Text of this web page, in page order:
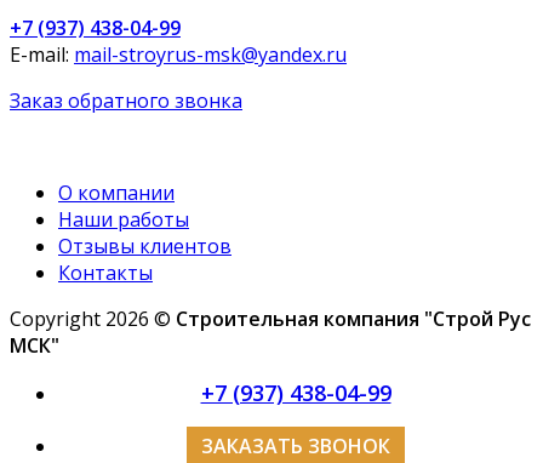
+7 (937) 438-04-99
E-mail: mail-stroyrus-msk@yandex.ru
Заказ обратного звонка
О компании
Наши работы
Отзывы клиентов
Контакты
Copyright 2026 © Строительная компания "Строй Рус
МСК"
+7 (937) 438-04-99
ЗАКАЗАТЬ ЗВОНОК